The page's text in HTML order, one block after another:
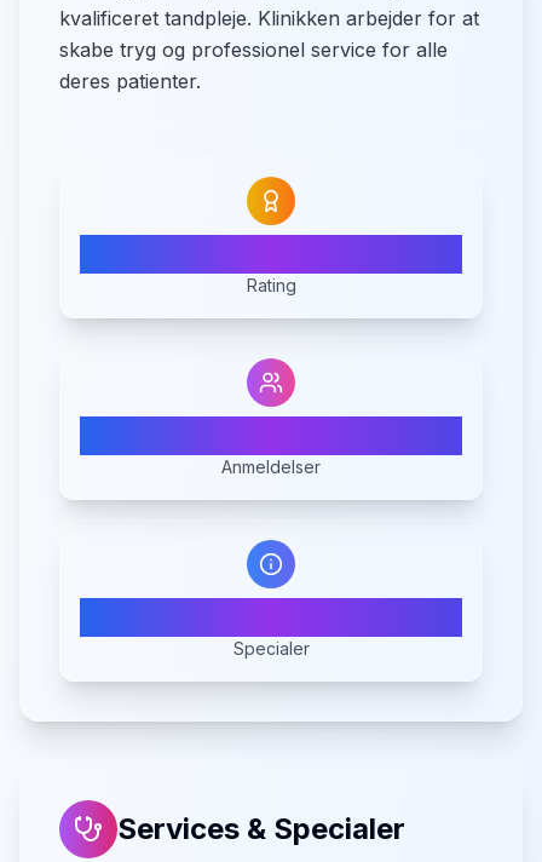
kvalificeret tandpleje. Klinikken arbejder for at
skabe tryg og professionel service for alle
deres patienter.
Rating
Anmeldelser
Specialer
Services & Specialer